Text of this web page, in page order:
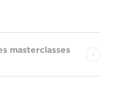
masterclasses